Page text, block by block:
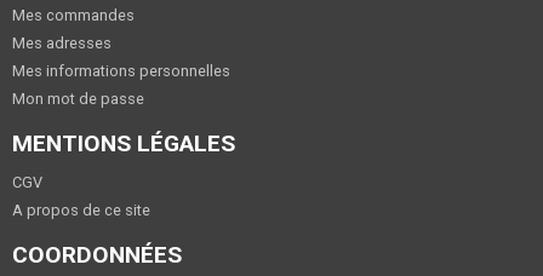
Mes commandes
Mes adresses
Mes informations personnelles
Mon mot de passe
MENTIONS LÉGALES
CGV
A propos de ce site
COORDONNÉES